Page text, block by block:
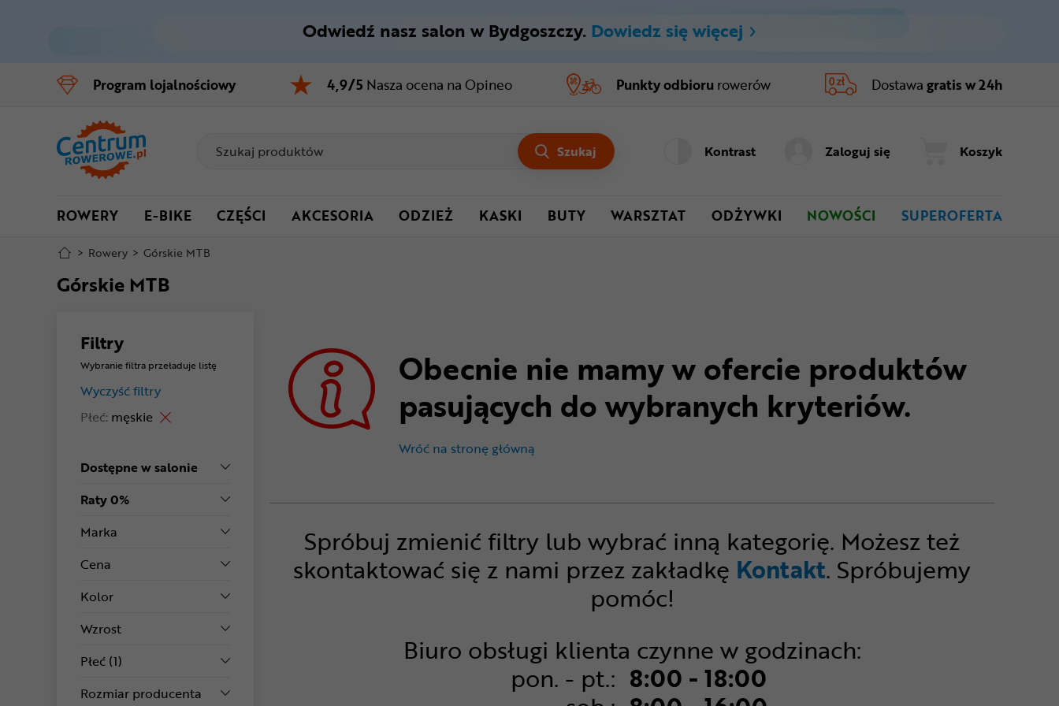
Menu główne
Filtry
Mapa strony
Odwiedź nasz salon w Bydgoszczy. Dowiedz się więcej
Program lojalnościowy 4,9/5 Nasza ocena na Opineo Punkty odbioru rowerów Dostawa gratis w 24h
Szukaj Kontrast Zaloguj się Koszyk
ROWERY E-BIKE CZĘŚCI AKCESORIA ODZIEŻ KASKI BUTY WARSZTAT ODŻYWKI NOWOŚCI SUPEROFERTA
> Rowery > Górskie MTB
Górskie MTB
Filtry
Wybranie filtra przeładuje listę
Wyczyść filtry
Płeć: męskie
Dostępne w salonie
Raty 0%
Marka
Cena
Kolor
Wzrost
Płeć (1)
Rozmiar producenta
Obecnie nie mamy w ofercie produktów
pasujących do wybranych kryteriów.
Wróć na stronę główną
Spróbuj zmienić filtry lub wybrać inną kategorię. Możesz też
skontaktować się z nami przez zakładkę Kontakt. Spróbujemy
pomóc!
Biuro obsługi klienta czynne w godzinach:
pon. - pt.: 8:00 - 18:00